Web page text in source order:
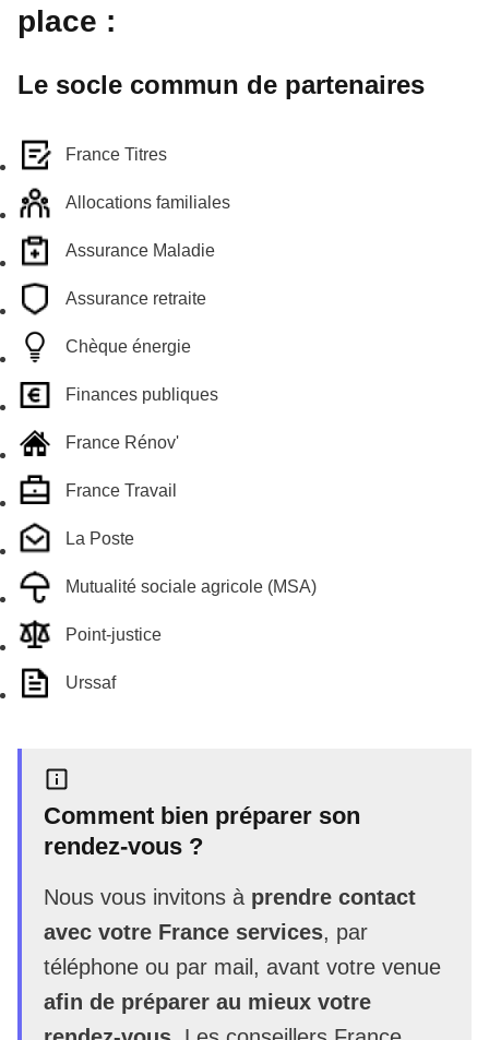
place :
Le socle commun de partenaires
France Titres
Allocations familiales
Assurance Maladie
Assurance retraite
Chèque énergie
Finances publiques
France Rénov'
France Travail
La Poste
Mutualité sociale agricole (MSA)
Point-justice
Urssaf
Comment bien préparer son
rendez-vous ?
Nous vous invitons à prendre contact
avec votre France services, par
téléphone ou par mail, avant votre venue
afin de préparer au mieux votre